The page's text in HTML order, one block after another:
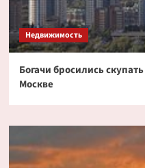
Недвижимость
Богачи бросились
Москве